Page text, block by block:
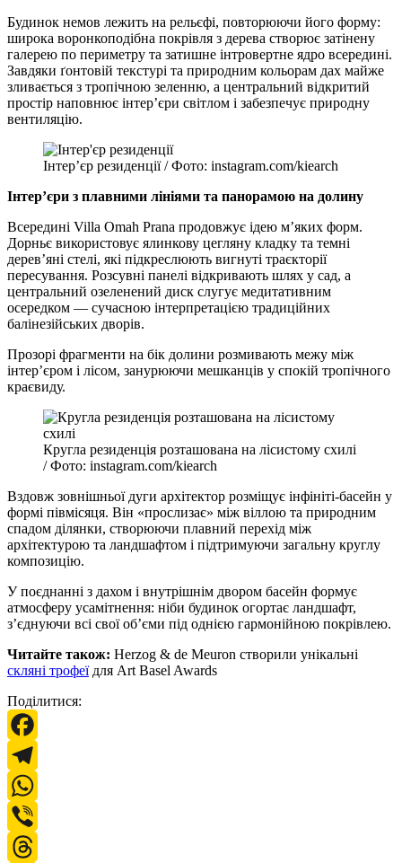
Будинок немов лежить на рельєфі, повторюючи його форму:
широка воронкоподібна покрівля з дерева створює затінену
галерею по периметру та затишне інтровертне ядро всередині.
Завдяки ґонтовій текстурі та природним кольорам дах майже
зливається з тропічною зеленню, а центральний відкритий
простір наповнює інтер’єри світлом і забезпечує природну
вентиляцію.
Інтер’єр резиденції / Фото: instagram.com/kiearch
Інтер’єри з плавними лініями та панорамою на долину
Всередині Villa Omah Prana продовжує ідею м’яких форм.
Дорньє використовує ялинкову цегляну кладку та темні
дерев’яні стелі, які підкреслюють вигнуті траєкторії
пересування. Розсувні панелі відкривають шлях у сад, а
центральний озеленений диск слугує медитативним
осередком — сучасною інтерпретацією традиційних
балінезійських дворів.
Прозорі фрагменти на бік долини розмивають межу між
інтер’єром і лісом, занурюючи мешканців у спокій тропічного
краєвиду.
Кругла резиденція розташована на лісистому схилі
/ Фото: instagram.com/kiearch
Вздовж зовнішньої дуги архітектор розміщує інфініті-басейн у
формі півмісяця. Він «прослизає» між віллою та природним
спадом ділянки, створюючи плавний перехід між
архітектурою та ландшафтом і підтримуючи загальну круглу
композицію.
У поєднанні з дахом і внутрішнім двором басейн формує
атмосферу усамітнення: ніби будинок огортає ландшафт,
з’єднуючи всі свої об’єми під однією гармонійною покрівлею.
Читайте також: Herzog & de Meuron створили унікальні
скляні трофеїдля Art Basel Awards
Поділитися:
Facebook
Telegram
WhatsApp
Viber